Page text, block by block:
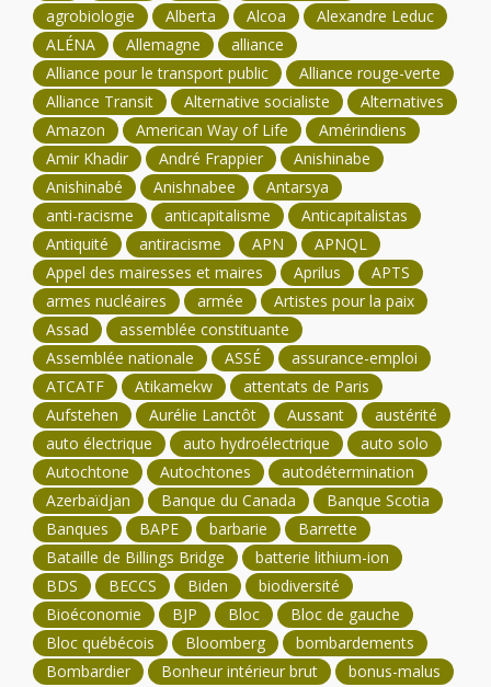
agrobiologie Alberta Alcoa
Alexandre Leduc
ALÉNA
Allemagne
alliance
Alliance pour le transport public
Alliance rouge-verte
Alliance Transit
Alternative socialiste
Alternatives
Amazon
American Way of Life
Amérindiens
Amir Khadir
André Frappier
Anishinabe
Anishinabé
Anishnabee
Antarsya
anti-racisme
anticapitalisme
Anticapitalistas
Antiquité
antiracisme APN
APNQL
Appel des mairesses et maires
Aprilus
APTS
armes nucléaires
armée
Artistes pour la paix
Assad
assemblée constituante
Assemblée nationale
ASSÉ
assurance-emploi
ATCATF
Atikamekw
attentats de Paris
Aufstehen
Aurélie Lanctôt Aussant
austérité
auto électrique
auto hydroélectrique
auto solo
Autochtone
Autochtones
autodétermination
Azerbaïdjan
Banque du Canada
Banque Scotia
Banques
BAPE barbarie
Barrette
Bataille de Billings Bridge
batterie lithium-ion
BDS
BECCS Biden
biodiversité
Bioéconomie
BJP Bloc
Bloc de gauche
Bloc québécois
Bloomberg
bombardements
Bombardier
Bonheur intérieur brut
bonus-malus